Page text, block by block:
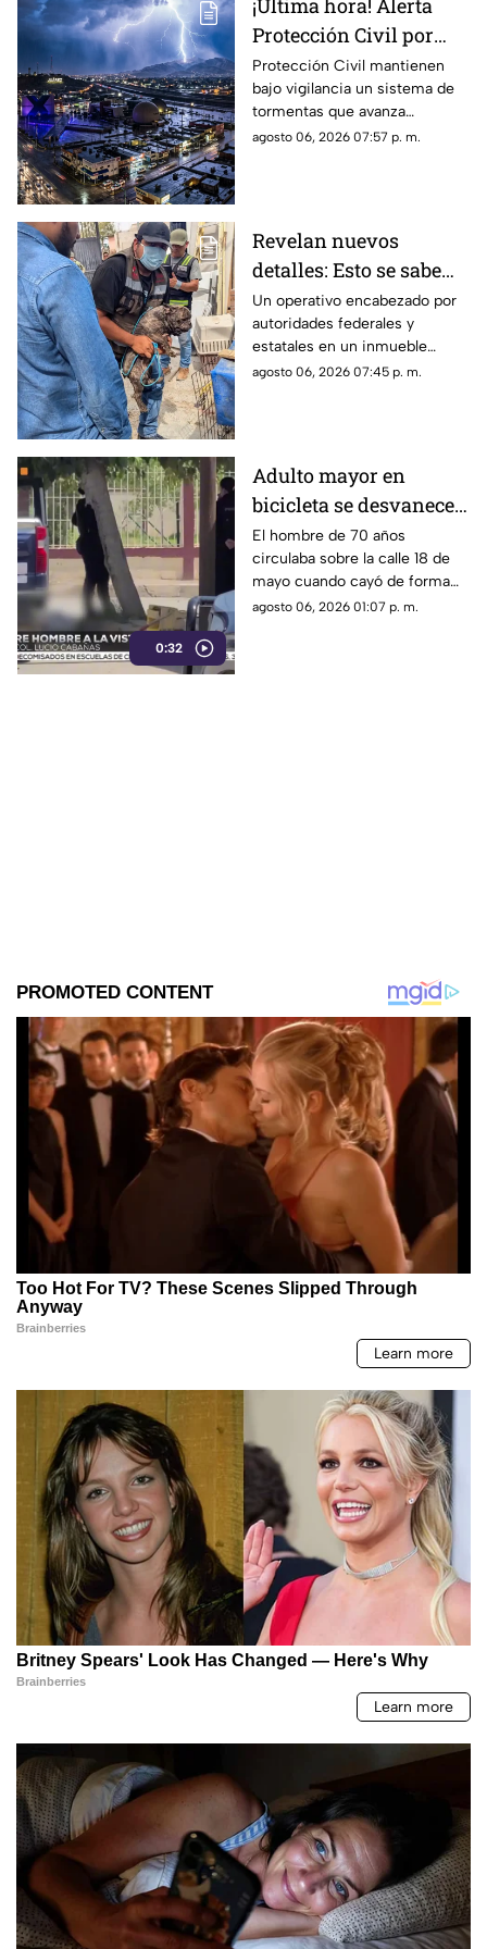
¡Última hora! Alerta
Protección Civil por
tormenta que se acerca
a Ciudad Juárez y El
Paso: piden extremar
precauciones
Protección Civil mantienen
bajo vigilancia un sistema de
tormentas que avanza
lentamente hacia el suroeste y
agosto 06, 2026 07:57 p. m.
Revelan nuevos
detalles: Esto se sabe
sobre el hallazgo de un
lagarto y un tigre de
bengala en un
autolavado de Juárez
Un operativo encabezado por
autoridades federales y
estatales en un inmueble
habilitado como autolavado en
agosto 06, 2026 07:45 p. m.
0:32
Adulto mayor en
bicicleta se desvanece y
pierde la vida en la
colonia Lucio Cabañas
El hombre de 70 años
circulaba sobre la calle 18 de
mayo cuando cayó de forma
repentina; paramédicos
agosto 06, 2026 01:07 p. m.